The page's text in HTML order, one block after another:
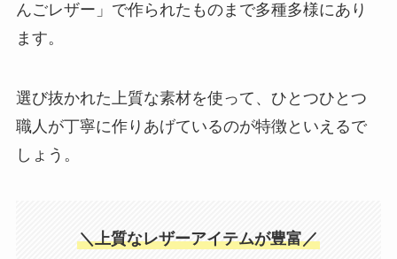
んごレザー」で作られたものまで多種多様にあり
ます。
選び抜かれた上質な素材を使って、ひとつひとつ
職人が丁寧に作りあげているのが特徴といえるで
しょう。
＼上質なレザーアイテムが豊富／